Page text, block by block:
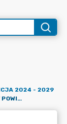
2024 - 2029
UCHWAŁA NR XXVII/142/2025 RADY POWIATU ZGORZELECKIEGO Z DNIA 18 GRUDNIA 2025 R. W SPRAWIE UCHWALENIA RAPORTU Z WYKONANIA PROGRAMU OCHRONY ŚRODOWISKA DLA POWIATU ZGORZELECKIEGO ZA LATA 2023-2024.